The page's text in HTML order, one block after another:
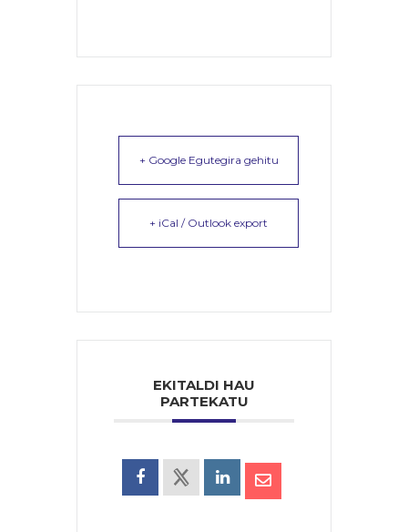
+ Google Egutegira gehitu
+ iCal / Outlook export
EKITALDI HAU
PARTEKATU